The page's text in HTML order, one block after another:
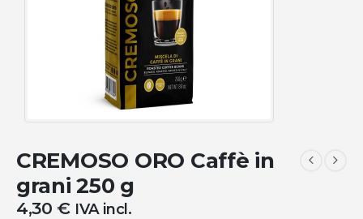
CREMOSO ORO Caffè in
grani 250 g
4,30 € IVA incl.